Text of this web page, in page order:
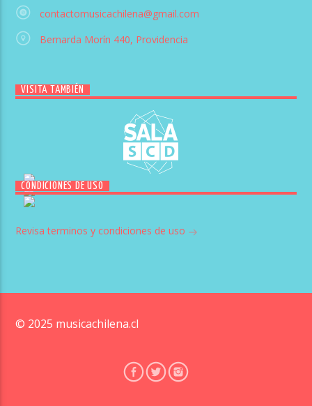
contactomusicachilena@gmail.com
Bernarda Morín 440, Providencia
VISITA TAMBIÉN
CONDICIONES DE USO
Revisa terminos y condiciones de uso
© 2025 musicachilena.cl